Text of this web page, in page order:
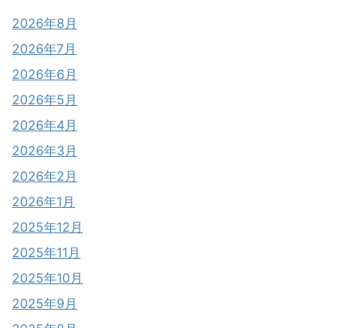
2026年8月
2026年7月
2026年6月
2026年5月
2026年4月
2026年3月
2026年2月
2026年1月
2025年12月
2025年11月
2025年10月
2025年9月